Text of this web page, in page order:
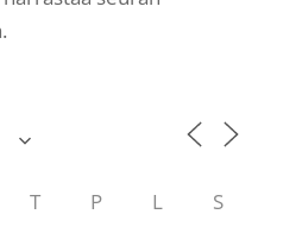
T P L S